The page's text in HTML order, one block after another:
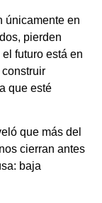
únicamente en
pierden
futuro está en
que esté
que más del
cierran antes
baja